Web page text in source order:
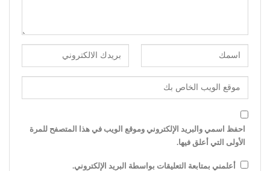
احفظ اسمي والبريد الإلكتروني وموقع الويب في هذا المتصفح للمرة
الأولى التي أعلق فيها.
أعلمني بمتابعة التعليقات بواسطة البريد الإلكتروني.